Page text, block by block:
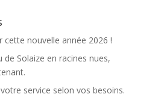
cette nouvelle année 2026 !
de Solaize en racines nues,
service selon vos besoins.